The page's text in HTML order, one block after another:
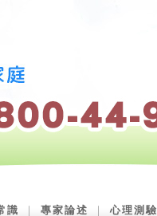
識 專家論述 ｜心理測驗